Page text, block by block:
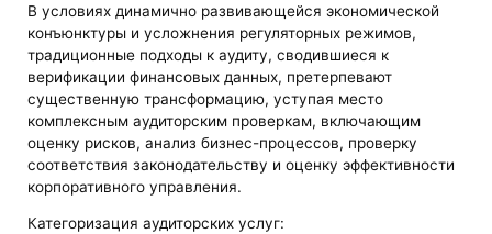
В условиях динамично развивающейся экономической
конъюнктуры и усложнения регуляторных режимов,
традиционные подходы к аудиту, сводившиеся к
верификации финансовых данных, претерпевают
существенную трансформацию, уступая место
комплексным аудиторским проверкам, включающим
оценку рисков, анализ бизнес-процессов, проверку
соответствия законодательству и оценку эффективности
корпоративного управления.
Категоризация аудиторских услуг: